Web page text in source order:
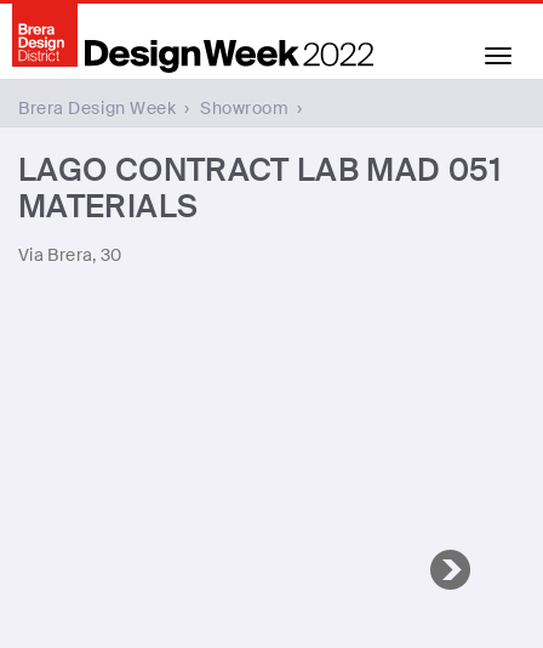
Brera Design Week › Showroom ›
LAGO CONTRACT LAB MAD 051
MATERIALS
Via Brera, 30